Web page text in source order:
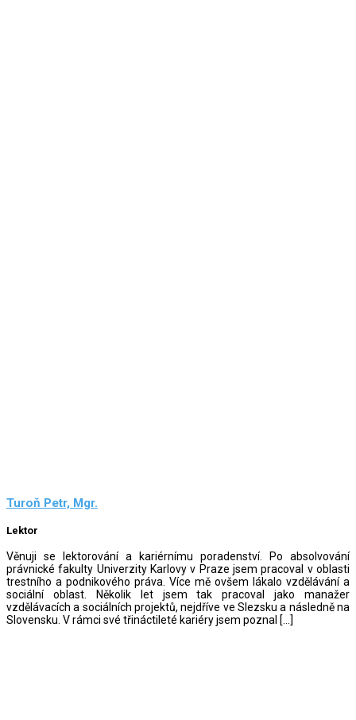
Turoň Petr, Mgr.
Lektor
Věnuji se lektorování a kariérnímu poradenství. Po absolvování
právnické fakulty Univerzity Karlovy v Praze jsem pracoval v oblasti
trestního a podnikového práva. Více mě ovšem lákalo vzdělávání a
sociální oblast. Několik let jsem tak pracoval jako manažer
vzdělávacích a sociálních projektů, nejdříve ve Slezsku a následně na
Slovensku. V rámci své třináctileté kariéry jsem poznal […]